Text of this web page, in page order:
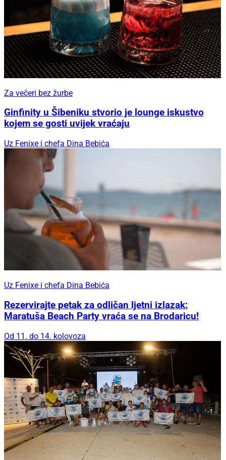
Za večeri bez žurbe
Ginfinity u Šibeniku stvorio je lounge iskustvo
kojem se gosti uvijek vraćaju
Uz Fenixe i chefa Dina Bebića
Uz Fenixe i chefa Dina Bebića
Rezervirajte petak za odličan ljetni izlazak:
Maratuša Beach Party vraća se na Brodaricu!
Od 11. do 14. kolovoza